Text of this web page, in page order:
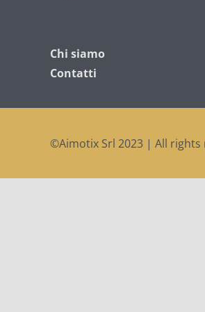
Chi siamo
Contatti
©Aimotix Srl 2023 | All rights